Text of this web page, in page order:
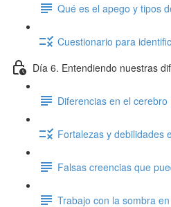
Qué es el apego y tipos
Cuestionario para
Día 6. Entendiendo nuestras
Diferencias en el cerebro
Fortalezas y debilidades
Falsas creencias que
Trabajo con la sombra